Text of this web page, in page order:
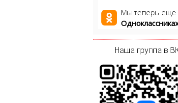
Мы теперь еще
Наша группа в